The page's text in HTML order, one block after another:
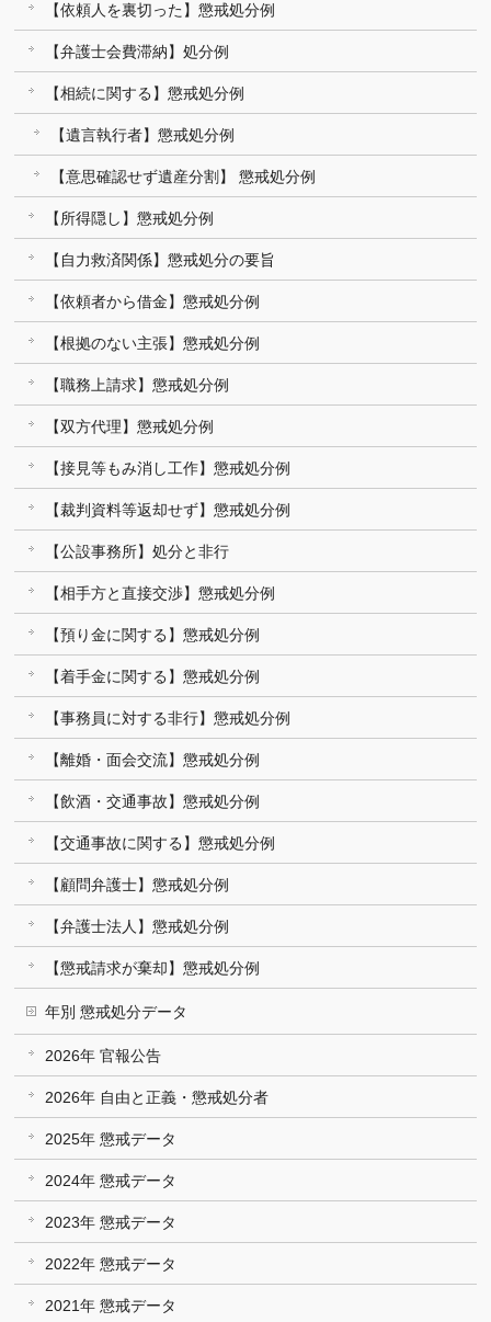
【依頼人を裏切った】懲戒処分例
【弁護士会費滞納】処分例
【相続に関する】懲戒処分例
【遺言執行者】懲戒処分例
【意思確認せず遺産分割】 懲戒処分例
【所得隠し】懲戒処分例
【自力救済関係】懲戒処分の要旨
【依頼者から借金】懲戒処分例
【根拠のない主張】懲戒処分例
【職務上請求】懲戒処分例
【双方代理】懲戒処分例
【接見等もみ消し工作】懲戒処分例
【裁判資料等返却せず】懲戒処分例
【公設事務所】処分と非行
【相手方と直接交渉】懲戒処分例
【預り金に関する】懲戒処分例
【着手金に関する】懲戒処分例
【事務員に対する非行】懲戒処分例
【離婚・面会交流】懲戒処分例
【飲酒・交通事故】懲戒処分例
【交通事故に関する】懲戒処分例
【顧問弁護士】懲戒処分例
【弁護士法人】懲戒処分例
【懲戒請求が棄却】懲戒処分例
年別 懲戒処分データ
2026年 官報公告
2026年 自由と正義・懲戒処分者
2025年 懲戒データ
2024年 懲戒データ
2023年 懲戒データ
2022年 懲戒データ
2021年 懲戒データ